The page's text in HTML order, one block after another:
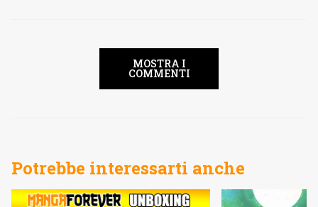
MOSTRA I
COMMENTI
Potrebbe interessarti anche